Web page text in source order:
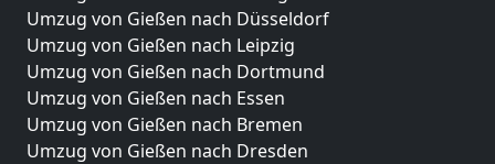
Umzug von Gießen nach Düsseldorf
Umzug von Gießen nach Leipzig
Umzug von Gießen nach Dortmund
Umzug von Gießen nach Essen
Umzug von Gießen nach Bremen
Umzug von Gießen nach Dresden